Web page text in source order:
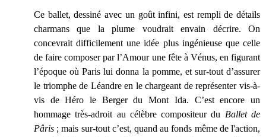
Ce ballet, dessiné avec un goût infini, est rempli de détails
charmans que la plume voudrait envain décrire. On
concevrait difficilement une idée plus ingénieuse que celle
de faire composer par l’Amour une fête à Vénus, en figurant
l’époque où Paris lui donna la pomme, et sur-tout d’assurer
le triomphe de Léandre en le chargeant de représenter vis-à-
vis de Héro le Berger du Mont Ida. C’est encore un
hommage très-adroit au célèbre compositeur du Ballet de
Pâris ; mais sur-tout c’est, quand au fonds même de l'action,